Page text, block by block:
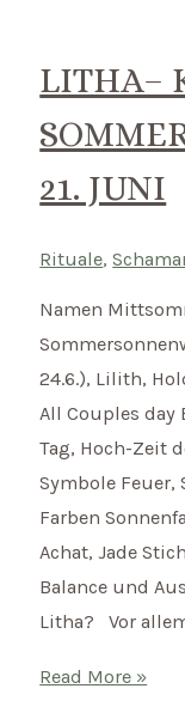
2.
August
LITHA–
21. JUNI
Rituale,
Namen
24.6.), Lilith,
All Couples day
Tag, Hoch-Zeit
Symbole Feuer,
Farben
Achat, Jade
Balance und
Litha? Vor
Litha–
Read More »